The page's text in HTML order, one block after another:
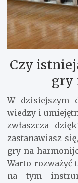
Czy
gry
W dzisiejszym
wiedzy i
zwłaszcza
zastanawiasz
gry na
Warto rozważyć
na tym